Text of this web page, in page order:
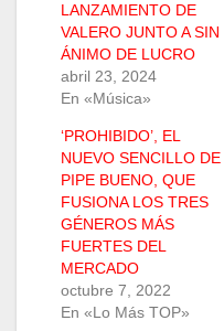
LANZAMIENTO DE
VALERO JUNTO A SIN
ÁNIMO DE LUCRO
abril 23, 2024
En «Música»
‘PROHIBIDO’, EL
NUEVO SENCILLO DE
PIPE BUENO, QUE
FUSIONA LOS TRES
GÉNEROS MÁS
FUERTES DEL
MERCADO
octubre 7, 2022
En «Lo Más TOP»